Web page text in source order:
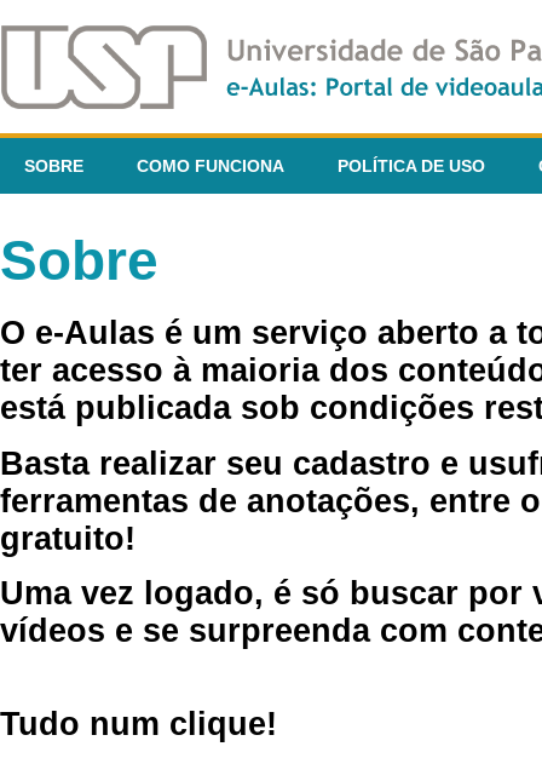
SOBRE COMO FUNCIONA POLÍTICA DE USO
Sobre
O e-Aulas é um serviço aberto a
ter acesso à maioria dos
está publicada sob condições
Basta realizar seu cadastro e
ferramentas de anotações, entre
gratuito!
Uma vez logado, é só buscar por
vídeos e se surpreenda com
Tudo num clique!